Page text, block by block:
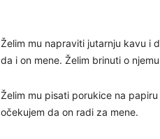
Želim mu napraviti jutarnju kavu i
da i on mene. Želim brinuti o
Želim mu pisati porukice na
očekujem da on radi za mene.